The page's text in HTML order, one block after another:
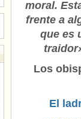
moral.
frente a
que es
Los
El